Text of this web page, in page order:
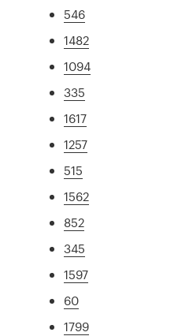
546
1482
1094
335
1617
1257
515
1562
852
345
1597
60
1799